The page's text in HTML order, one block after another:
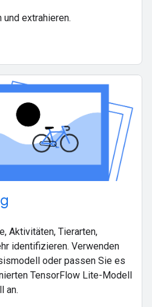
und extrahieren.
Aktivitäten, Tierarten,
identifizieren. Verwenden
oder passen Sie es
TensorFlow Lite-Modell
an.